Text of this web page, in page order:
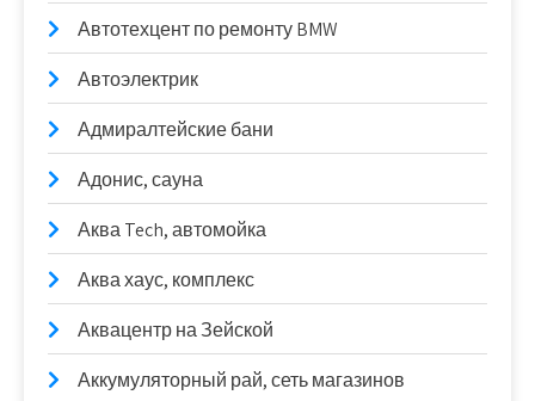
Автотехцент по ремонту BMW
Автоэлектрик
Адмиралтейские бани
Адонис, сауна
Аква Tech, автомойка
Аква хаус, комплекс
Аквацентр на Зейской
Аккумуляторный рай, сеть магазинов